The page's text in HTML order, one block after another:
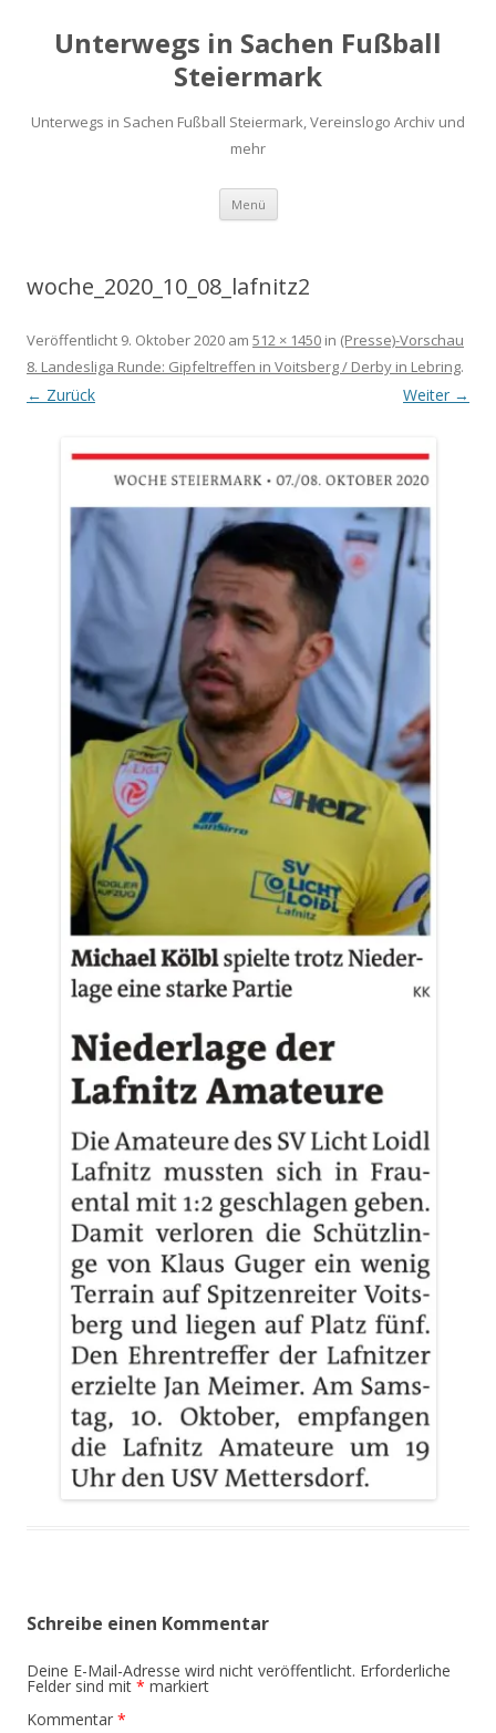
Unterwegs in Sachen Fußball
Steiermark
Unterwegs in Sachen Fußball Steiermark, Vereinslogo Archiv und
mehr
Menü Zum
springen
woche_2020_10_08_lafnitz2
Veröffentlicht 9. Oktober 2020 am 512 × 1450 in (Presse)-Vorschau
8. Landesliga Runde: Gipfeltreffen in Voitsberg / Derby in Lebring.
← Zurück Weiter →
Schreibe einen Kommentar
Deine E-Mail-Adresse wird nicht veröffentlicht. Erforderliche
Felder sind mit * markiert
Kommentar *